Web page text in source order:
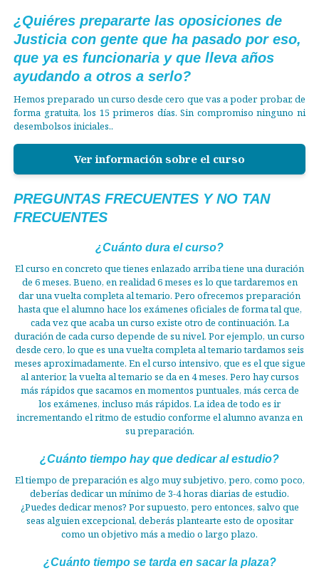
¿Quiéres prepararte las oposiciones de
Justicia con gente que ha pasado por eso,
que ya es funcionaria y que lleva años
ayudando a otros a serlo?
Hemos preparado un curso desde cero que vas a poder probar, de
forma gratuita, los 15 primeros días. Sin compromiso ninguno ni
desembolsos iniciales..
Ver información sobre el curso
PREGUNTAS FRECUENTES Y NO TAN
FRECUENTES
¿Cuánto dura el curso?
El curso en concreto que tienes enlazado arriba tiene una duración
de 6 meses. Bueno, en realidad 6 meses es lo que tardaremos en
dar una vuelta completa al temario. Pero ofrecemos preparación
hasta que el alumno hace los exámenes oficiales de forma tal que,
cada vez que acaba un curso existe otro de continuación. La
duración de cada curso depende de su nivel. Por ejemplo, un curso
desde cero, lo que es una vuelta completa al temario tardamos seis
meses aproximadamente. En el curso intensivo, que es el que sigue
al anterior, la vuelta al temario se da en 4 meses. Pero hay cursos
más rápidos que sacamos en momentos puntuales, más cerca de
los exámenes, incluso más rápidos. La idea de todo es ir
incrementando el ritmo de estudio conforme el alumno avanza en
su preparación.
¿Cuánto tiempo hay que dedicar al estudio?
El tiempo de preparación es algo muy subjetivo, pero, como poco,
deberías dedicar un mínimo de 3-4 horas diarias de estudio.
¿Puedes dedicar menos? Por supuesto, pero entonces, salvo que
seas alguien excepcional, deberás plantearte esto de opositar
como un objetivo más a medio o largo plazo.
¿Cuánto tiempo se tarda en sacar la plaza?